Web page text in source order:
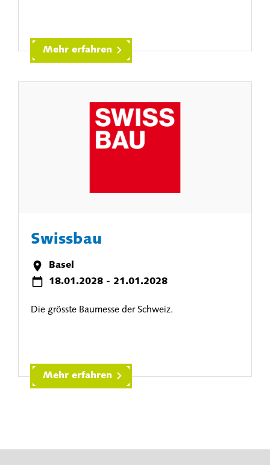
Mehr erfahren
Swissbau
Basel
18.01.2028 - 21.01.2028
Die grösste Baumesse der Schweiz.
Mehr erfahren